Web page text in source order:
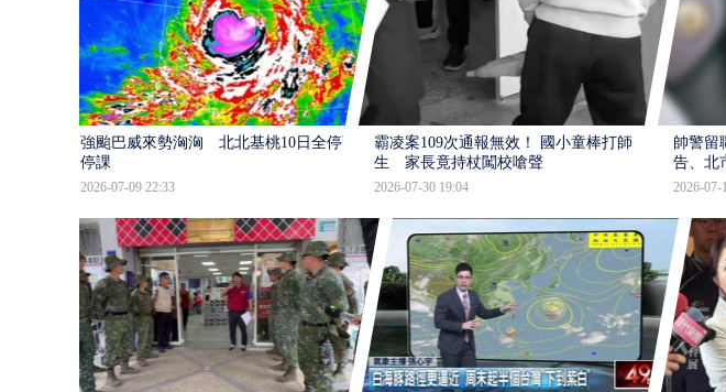
強颱巴威來勢洶洶 北北基桃10日全停班
停課
2026-07-09 22:33
霸凌案109次通報無效！ 國小童棒打師
生 家長竟持杖闖校嗆聲
2026-07-30 19:04
帥警留
告、北
2026-07-